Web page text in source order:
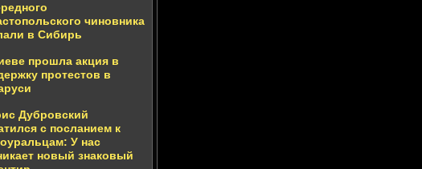
чиновника
в Сибирь
прошла акция в
протестов в
Дубровский
с посланием к
У нас
новый знаковый